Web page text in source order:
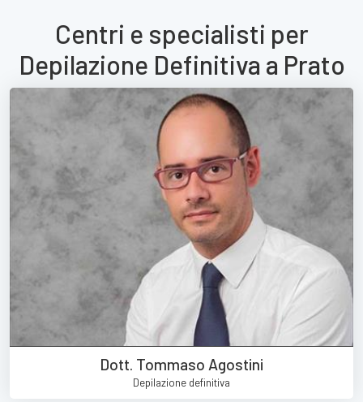
Centri e specialisti per
Depilazione Definitiva a Prato
Dott. Tommaso Agostini
Depilazione definitiva